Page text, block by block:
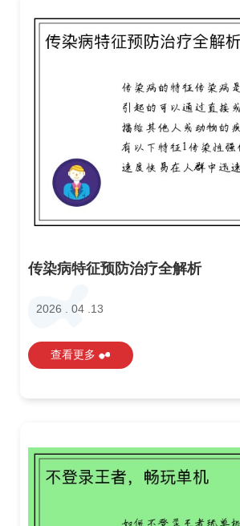
传染病特征预防治疗全解析
2026 . 04 .13
查看更多